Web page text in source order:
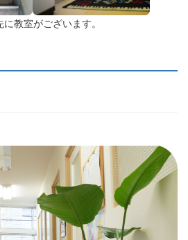
教室がございます。